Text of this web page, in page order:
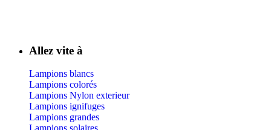
Allez vite à
Lampions blancs
Lampions colorés
Lampions Nylon exterieur
Lampions ignifuges
Lampions grandes